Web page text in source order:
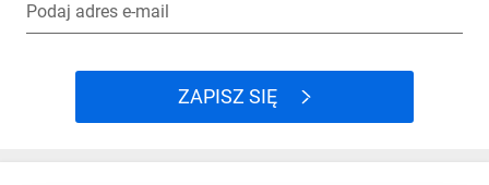
Podaj adres e-mail
ZAPISZ SIĘ